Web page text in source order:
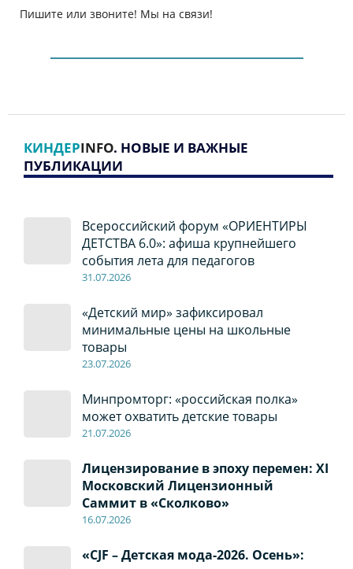
Пишите или звоните! Мы на связи!
КИНДЕРINFO. НОВЫЕ И ВАЖНЫЕ
ПУБЛИКАЦИИ
Всероссийский форум «ОРИЕНТИРЫ
ДЕТСТВА 6.0»: афиша крупнейшего
события лета для педагогов
31.07.2026
«Детский мир» зафиксировал
минимальные цены на школьные
товары
23.07.2026
Минпромторг: «российская полка»
может охватить детские товары
21.07.2026
Лицензирование в эпоху перемен: XI
Московский Лицензионный
Саммит в «Сколково»
16.07.2026
«CJF – Детская мода-2026. Осень»: